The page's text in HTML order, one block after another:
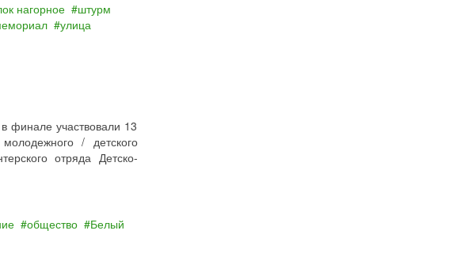
нагорное
штурм
улица
финале участвовали 13
/ детского
отряда Детско-
общество
Белый